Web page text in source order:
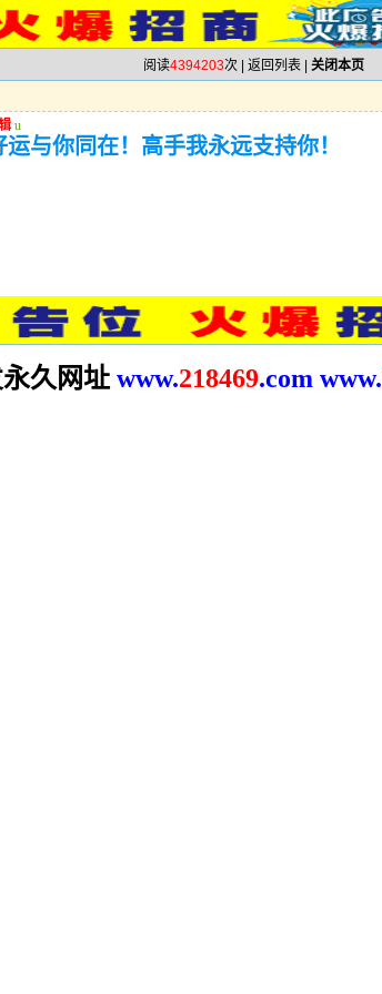
阅读4394203次 | 返回列表 关闭本页
u
与你同在！高手我永远支持你！
久网址 www.218469.com www.